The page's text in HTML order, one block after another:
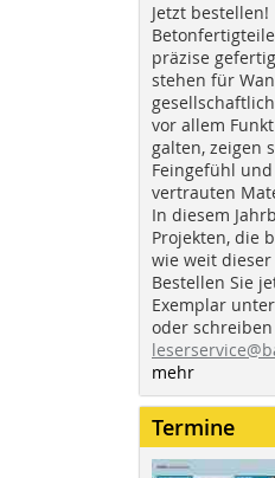
Jetzt bestellen!
präzise
stehen für
vor allem
galten, zeigen
Feingefühl
vertrauten
In diesem
Projekten, die
wie weit
Bestellen Sie
Exemplar
oder
mehr
Termine